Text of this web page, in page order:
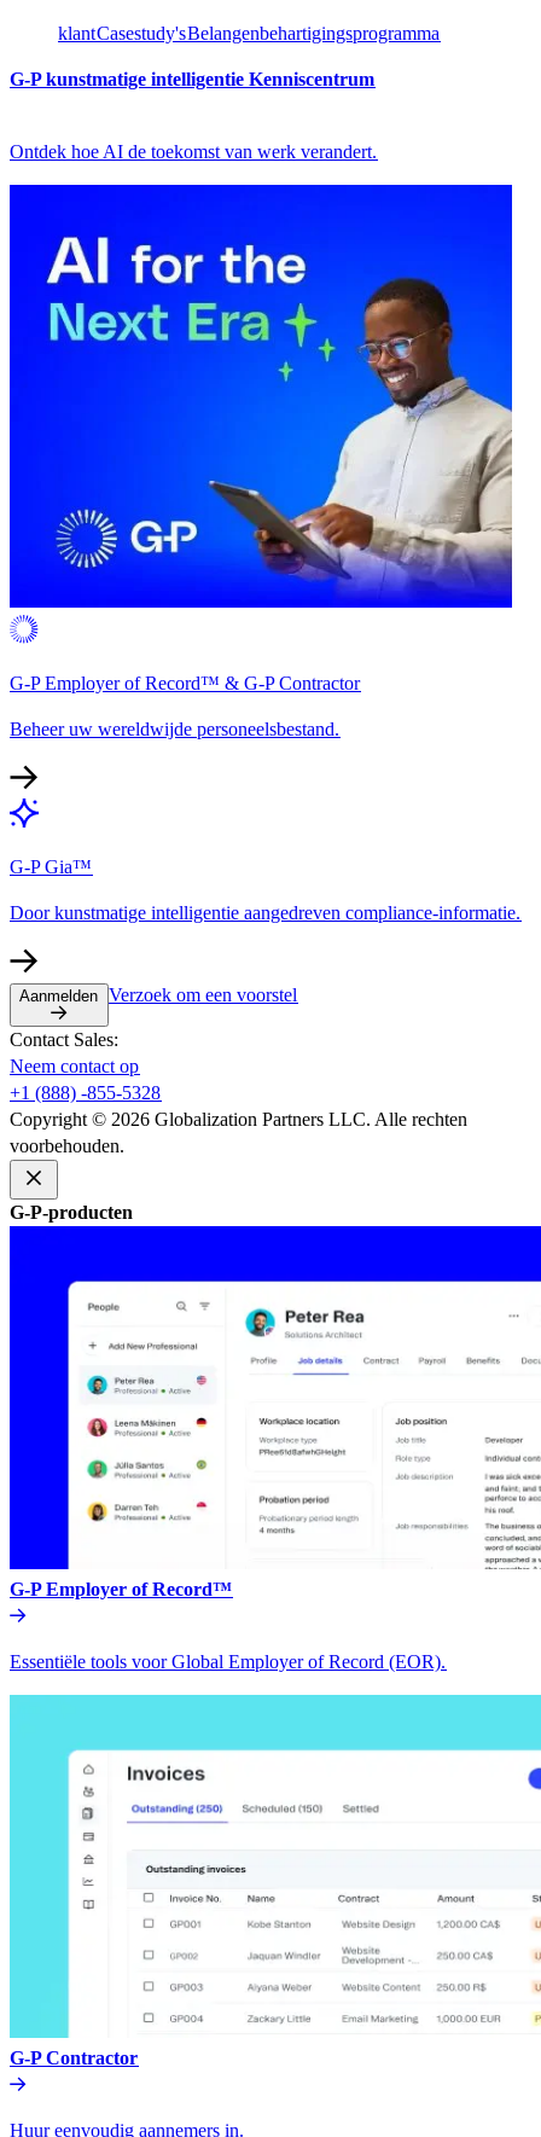
klant​​Casestudy's​​Belangenbehartigingsprogramma​​
G-P kunstmatige intelligentie Kenniscentrum​​
Ontdek hoe AI de toekomst van werk verandert.​​
G-P Employer of Record™ & G-P Contractor​​
Beheer uw wereldwijde personeelsbestand.​​
G-P Gia™​​
Door kunstmatige intelligentie aangedreven compliance-informatie.​​
Aanmelden​​ Verzoek om een voorstel​​
Contact Sales:​​
Neem contact op​​
+1 (888) -855-5328​​
Copyright © 2026 Globalization Partners LLC. Alle rechten
voorbehouden.​​
G-P-producten​​
G-P Employer of Record™​​
Essentiële tools voor Global Employer of Record (EOR).​​
G-P Contractor​​
Huur eenvoudig aannemers in.​​